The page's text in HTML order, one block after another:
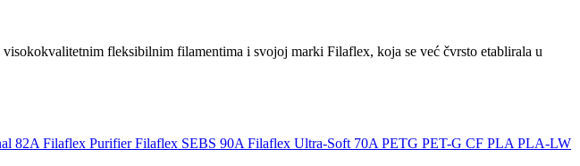
fleksibilnim filamentima i svojoj marki Filaflex, koja se već čvrsto etablirala u
82A Filaflex Purifier Filaflex SEBS 90A Filaflex Ultra-Soft 70A PETG PET-G CF PLA PLA-LW